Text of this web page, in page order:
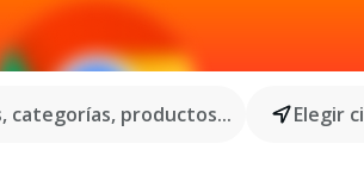
categorías, productos...
Elegir